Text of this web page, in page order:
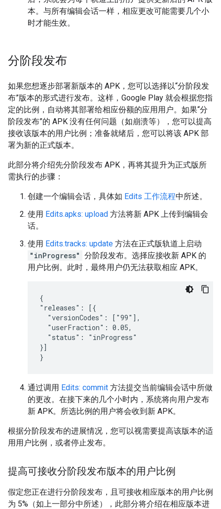
本。与所有编辑会话一样，相应更改可能需要几个小
时才能生效。
分阶段发布
如果您想逐步部署新版本的 APK，您可以选择以“分阶段发
布”版本的形式进行发布。这样，Google Play 就会根据您指
定的比例，自动将其部署给相应份额的应用用户。如果“分
阶段发布”的 APK 没有任何问题（如崩溃等），您可以提高
接收该版本的用户比例；准备就绪后，您可以将该 APK 部
署为新的正式版本。
此部分将介绍先分阶段发布 APK，再将其提升为正式版所
需执行的步骤：
创建一个编辑会话，具体如 Edits 工作流程中所述。
使用 Edits.apks: upload 方法将新 APK 上传到编辑会
话。
使用 Edits.tracks: update 方法在正式版轨道上启动
"inProgress" 分阶段发布。选择应接收新 APK 的
用户比例。此时，最终用户仍无法获取相应 APK。
{
"releases": [{
  "versionCodes": ["99"],
  "userFraction": 0.05,
  "status": "inProgress"
}]
}
通过调用 Edits: commit 方法提交当前编辑会话中所做
的更改。在接下来的几个小时内，系统将向用户发布
新 APK。所选比例的用户将会收到新 APK。
根据分阶段发布的进展情况，您可以视需要提高该版本的适
用用户比例，或者停止发布。
提高可接收分阶段发布版本的用户比例
假定您正在进行分阶段发布，且可接收相应版本的用户比例
为 5%（如上一部分中所述），此部分将介绍在相应版本进